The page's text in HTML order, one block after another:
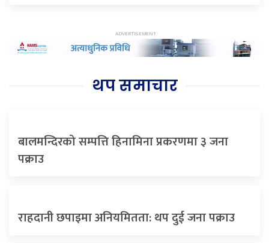
थप समाचार
बालमन्दिरको सम्पत्ति हिनामिना प्रकरणमा ३ जना
पक्राउ
राहदानी छपाइमा अनियमितता: थप दुई जना पक्राउ